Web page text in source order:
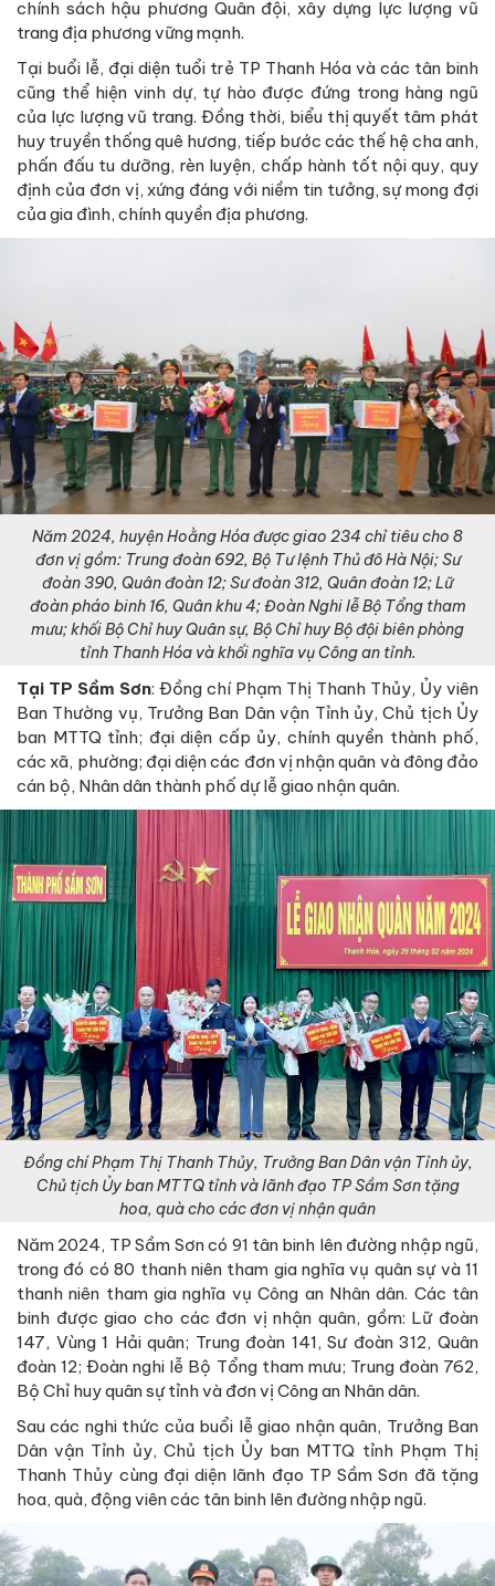
chính sách hậu phương Quân đội, xây dựng lực lượng vũ
trang địa phương vững mạnh.
Tại buổi lễ, đại diện tuổi trẻ TP Thanh Hóa và các tân binh
cũng thể hiện vinh dự, tự hào được đứng trong hàng ngũ
của lực lượng vũ trang. Đồng thời, biểu thị quyết tâm phát
huy truyền thống quê hương, tiếp bước các thế hệ cha anh,
phấn đấu tu dưỡng, rèn luyện, chấp hành tốt nội quy, quy
định của đơn vị, xứng đáng với niềm tin tưởng, sự mong đợi
của gia đình, chính quyền địa phương.
Năm 2024, huyện Hoằng Hóa được giao 234 chỉ tiêu cho 8
đơn vị gồm: Trung đoàn 692, Bộ Tư lệnh Thủ đô Hà Nội; Sư
đoàn 390, Quân đoàn 12; Sư đoàn 312, Quân đoàn 12; Lữ
đoàn pháo binh 16, Quân khu 4; Đoàn Nghi lễ Bộ Tổng tham
mưu; khối Bộ Chỉ huy Quân sự, Bộ Chỉ huy Bộ đội biên phòng
tỉnh Thanh Hóa và khối nghĩa vụ Công an tỉnh.
Tại TP Sầm Sơn: Đồng chí Phạm Thị Thanh Thủy, Ủy viên
Ban Thường vụ, Trưởng Ban Dân vận Tỉnh ủy, Chủ tịch Ủy
ban MTTQ tỉnh; đại diện cấp ủy, chính quyền thành phố,
các xã, phường; đại diện các đơn vị nhận quân và đông đảo
cán bộ, Nhân dân thành phố dự lễ giao nhận quân.
Đồng chí Phạm Thị Thanh Thủy, Trưởng Ban Dân vận Tỉnh ủy,
Chủ tịch Ủy ban MTTQ tỉnh và lãnh đạo TP Sầm Sơn tặng
hoa, quà cho các đơn vị nhận quân
Năm 2024, TP Sầm Sơn có 91 tân binh lên đường nhập ngũ,
trong đó có 80 thanh niên tham gia nghĩa vụ quân sự và 11
thanh niên tham gia nghĩa vụ Công an Nhân dân. Các tân
binh được giao cho các đơn vị nhận quân, gồm: Lữ đoàn
147, Vùng 1 Hải quân; Trung đoàn 141, Sư đoàn 312, Quân
đoàn 12; Đoàn nghi lễ Bộ Tổng tham mưu; Trung đoàn 762,
Bộ Chỉ huy quân sự tỉnh và đơn vị Công an Nhân dân.
Sau các nghi thức của buổi lễ giao nhận quân, Trưởng Ban
Dân vận Tỉnh ủy, Chủ tịch Ủy ban MTTQ tỉnh Phạm Thị
Thanh Thủy cùng đại diện lãnh đạo TP Sầm Sơn đã tặng
hoa, quà, động viên các tân binh lên đường nhập ngũ.